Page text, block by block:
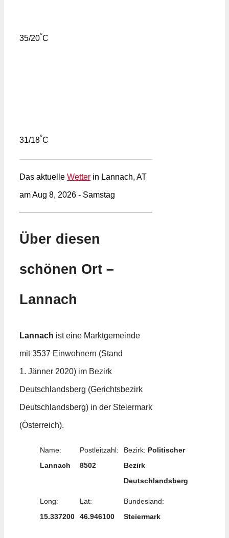
35/20°C
31/18°C
Das aktuelle Wetter in Lannach, AT
am Aug 8, 2026 - Samstag
Über diesen
schönen Ort –
Lannach
Lannach ist eine Marktgemeinde
mit 3537 Einwohnern (Stand
1. Jänner 2020) im Bezirk
Deutschlandsberg (Gerichtsbezirk
Deutschlandsberg) in der Steiermark
(Österreich).
Name:
Lannach
Postleitzahl:
8502
Bezirk: Politischer
Bezirk
Deutschlandsberg
Long:
15.337200
Lat:
46.946100
Bundesland:
Steiermark